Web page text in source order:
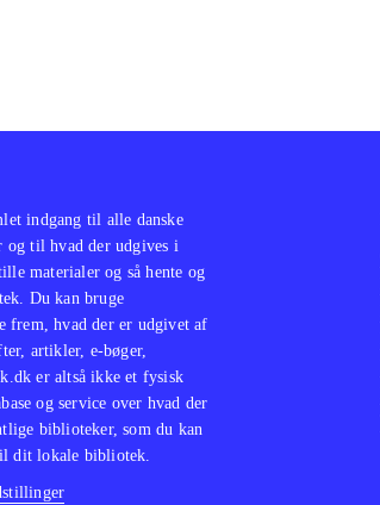
indgang til alle danske
og til hvad der udgives i
materialer og så hente og
Du kan bruge
frem, hvad der er udgivet af
artikler, e-bøger,
er altså ikke et fysisk
og service over hvad der
biblioteker, som du kan
dit lokale bibliotek.